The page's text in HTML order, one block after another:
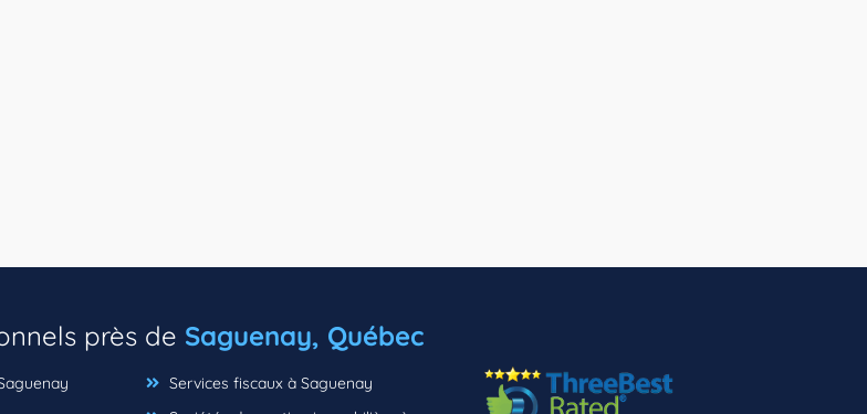
près de Saguenay, Québec
Services fiscaux à Saguenay